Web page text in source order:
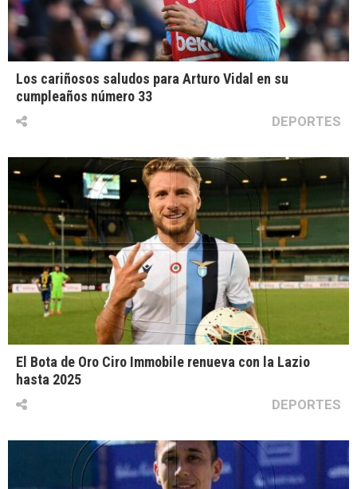
Los cariñosos saludos para Arturo Vidal en su
cumpleaños número 33
DEPORTES
El Bota de Oro Ciro Immobile renueva con la Lazio
hasta 2025
DEPORTES